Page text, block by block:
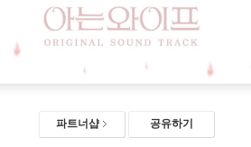
파트너샵 공유하기